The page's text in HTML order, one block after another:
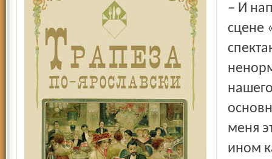
– И напрасно! Вот недавно вышла премьера на малой
сцене
меня
ином